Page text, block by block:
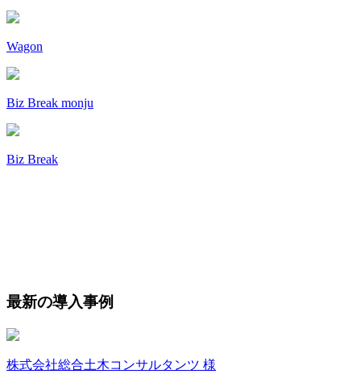
Wagon
Biz Break monju
Biz Break
最新の導入事例
株式会社総合土木コンサルタンツ 様